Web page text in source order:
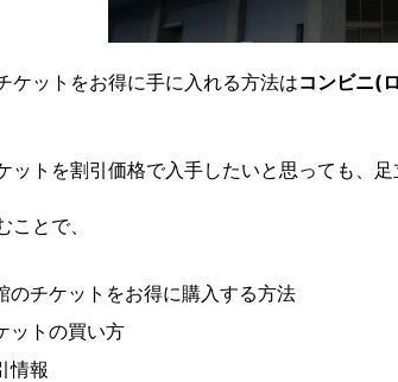
ケットをお得に手に入れる方法はコンビニ(
ットを割引価格で入手したいと思っても、
ことで、
のチケットをお得に購入する方法
ットの買い方
情報